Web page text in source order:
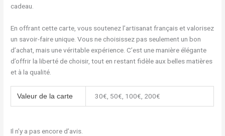
cadeau.
En offrant cette carte, vous soutenez l’artisanat français et valorisez
un savoir-faire unique. Vous ne choisissez pas seulement un bon
d’achat, mais une véritable expérience. C’est une manière élégante
d’offrir la liberté de choisir, tout en restant fidèle aux belles matières
et à la qualité.
Valeur de la carte 30€, 50€, 100€, 200€
Il n’y a pas encore d’avis.